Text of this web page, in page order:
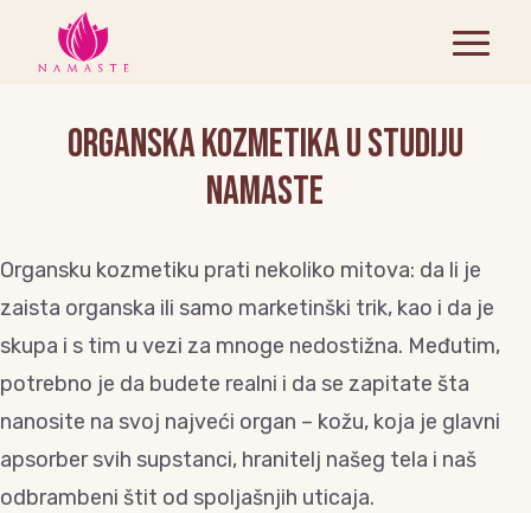
Organska kozmetika u Studiju
Namaste
Organsku kozmetiku prati nekoliko mitova: da li je
zaista organska ili samo marketinški trik, kao i da je
skupa i s tim u vezi za mnoge nedostižna. Međutim,
potrebno je da budete realni i da se zapitate šta
nanosite na svoj najveći organ – kožu, koja je glavni
apsorber svih supstanci, hranitelj našeg tela i naš
odbrambeni štit od spoljašnjih uticaja.